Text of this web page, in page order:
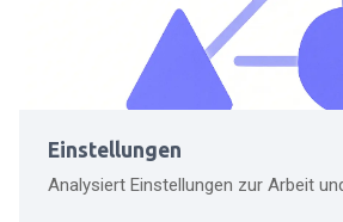
Einstellungen
Analysiert Einstellungen zur Arbeit